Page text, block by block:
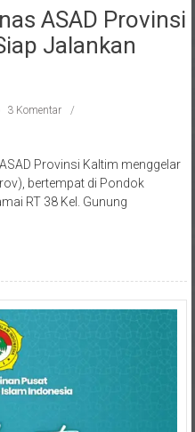
Jalankan
bertempat di Pondok
RT 38 Kel. Gunung